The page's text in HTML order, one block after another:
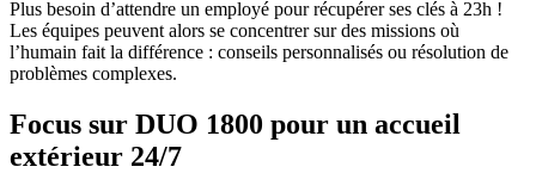
Plus besoin d’attendre un employé pour récupérer ses clés à 23h !
Les équipes peuvent alors se concentrer sur des missions où
l’humain fait la différence : conseils personnalisés ou résolution de
problèmes complexes.
Focus sur DUO 1800 pour un accueil
extérieur 24/7